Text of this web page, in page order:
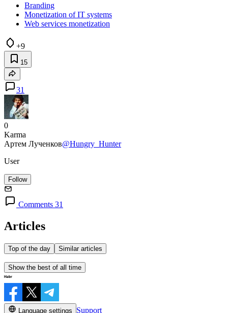
Branding
Monetization of IT systems
Web services monetization
+9
15
31
0
Karma
Артем Лученков@Hungry_Hunter
User
Follow
Comments 31
Articles
Top of the day Similar articles
Show the best of all time
Language settings Support